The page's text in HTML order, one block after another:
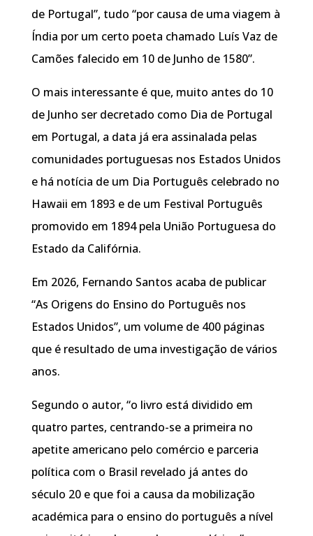
de Portugal”, tudo “por causa de uma viagem à
Índia por um certo poeta chamado Luís Vaz de
Camões falecido em 10 de Junho de 1580”.
O mais interessante é que, muito antes do 10
de Junho ser decretado como Dia de Portugal
em Portugal, a data já era assinalada pelas
comunidades portuguesas nos Estados Unidos
e há notícia de um Dia Português celebrado no
Hawaii em 1893 e de um Festival Português
promovido em 1894 pela União Portuguesa do
Estado da Califórnia.
Em 2026, Fernando Santos acaba de publicar
“As Origens do Ensino do Português nos
Estados Unidos”, um volume de 400 páginas
que é resultado de uma investigação de vários
anos.
Segundo o autor, “o livro está dividido em
quatro partes, centrando-se a primeira no
apetite americano pelo comércio e parceria
política com o Brasil revelado já antes do
século 20 e que foi a causa da mobilização
académica para o ensino do português a nível